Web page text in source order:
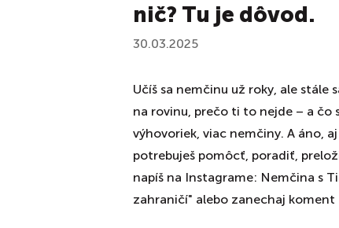
nič? Tu je dôvod.
30.03.2025
Učíš sa nemčinu už roky, ale
na rovinu, prečo ti to nejde – a čo
výhovoriek, viac nemčiny. A áno,
potrebuješ pomôcť, poradiť,
napíš na Instagrame: Nemčina s
zahraničí" alebo zanechaj koment